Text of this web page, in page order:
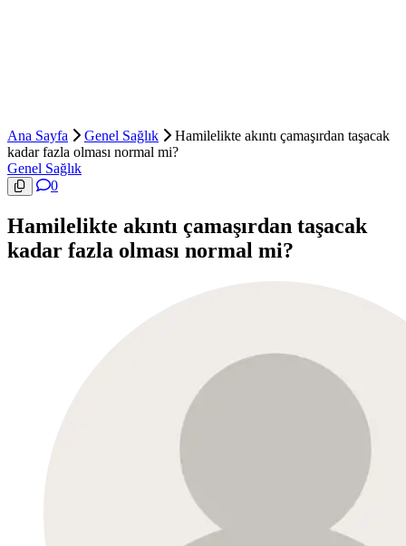
Ana Sayfa Genel Sağlık
Hamilelikte akıntı çamaşırdan taşacak
kadar fazla olması normal mi?
Genel Sağlık
0
Hamilelikte akıntı çamaşırdan taşacak
kadar fazla olması normal mi?